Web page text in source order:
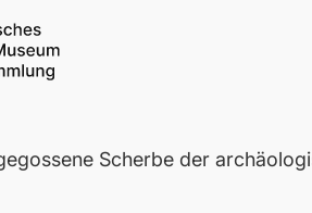
Scherbe der